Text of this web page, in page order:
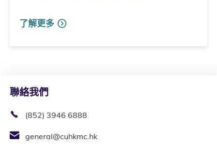
了解更多
聯絡我們
(852) 3946 6888
general@cuhkmc.hk